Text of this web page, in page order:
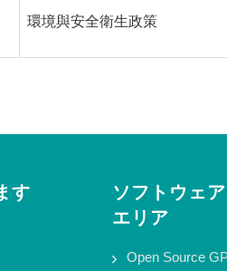
環境與安全衛生政策
す
ソフトウェ
エリア
Open Source